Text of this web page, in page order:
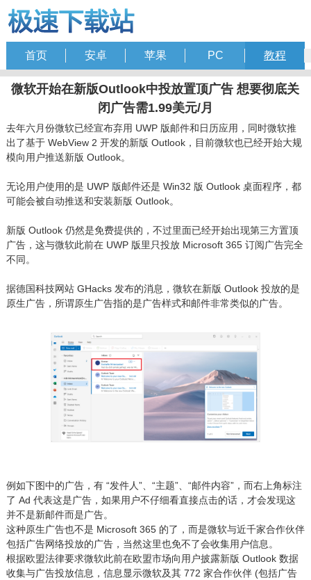
首页 安卓 苹果 PC 教程
微软开始在新版Outlook中投放置顶广告 想要彻底关
闭广告需1.99美元/月
去年六月份微软已经宣布弃用 UWP 版邮件和日历应用，同时微软推
出了基于 WebView 2 开发的新版 Outlook，目前微软也已经开始大规
模向用户推送新版 Outlook。
无论用户使用的是 UWP 版邮件还是 Win32 版 Outlook 桌面程序，都
可能会被自动推送和安装新版 Outlook。
新版 Outlook 仍然是免费提供的，不过里面已经开始出现第三方置顶
广告，这与微软此前在 UWP 版里只投放 Microsoft 365 订阅广告完全
不同。
据德国科技网站 GHacks 发布的消息，微软在新版 Outlook 投放的是
原生广告，所谓原生广告指的是广告样式和邮件非常类似的广告。
例如下图中的广告，有 “发件人”、“主题”、“邮件内容”，而右上角标注
了 Ad 代表这是广告，如果用户不仔细看直接点击的话，才会发现这
并不是新邮件而是广告。
这种原生广告也不是 Microsoft 365 的了，而是微软与近千家合作伙伴
包括广告网络投放的广告，当然这里也免不了会收集用户信息。
根据欧盟法律要求微软此前在欧盟市场向用户披露新版 Outlook 数据
收集与广告投放信息，信息显示微软及其 772 家合作伙伴 (包括广告